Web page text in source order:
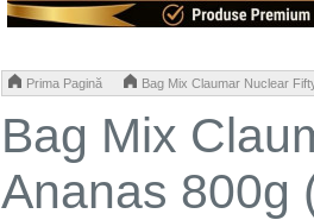
Prima Pagină Bag Mix Claumar Nuclear
Bag Mix
Ananas 800g